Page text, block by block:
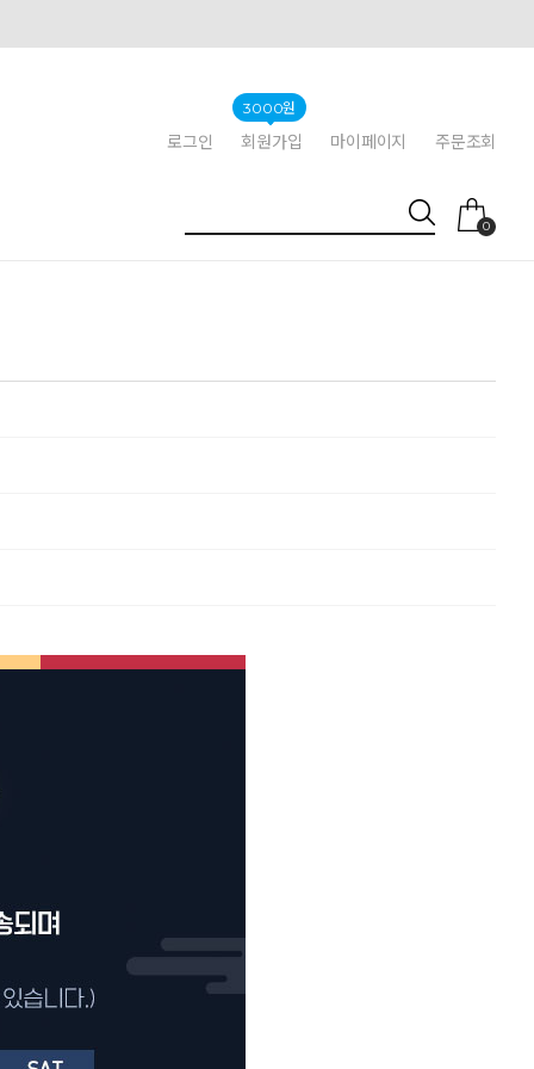
로그인 회원가입
3000원
마이페이지 주문조회
0